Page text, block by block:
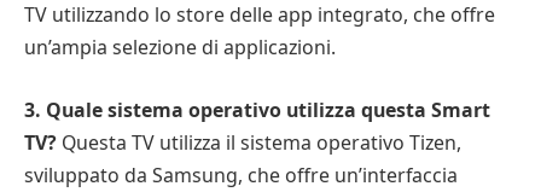
TV utilizzando lo store delle app integrato, che offre
un’ampia selezione di applicazioni.
3. Quale sistema operativo utilizza questa Smart
TV? Questa TV utilizza il sistema operativo Tizen,
sviluppato da Samsung, che offre un’interfaccia